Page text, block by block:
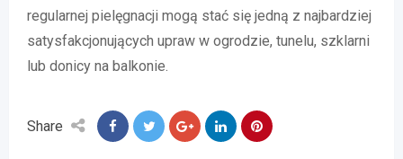
regularnej pielęgnacji mogą stać się jedną z najbardziej
satysfakcjonujących upraw w ogrodzie, tunelu, szklarni
lub donicy na balkonie.
Share